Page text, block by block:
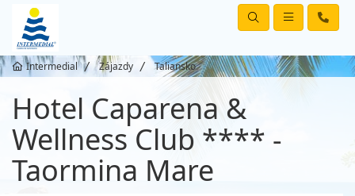
Intermedial Zájazdy Taliansko
Hotel Caparena &
Wellness Club **** -
Taormina Mare